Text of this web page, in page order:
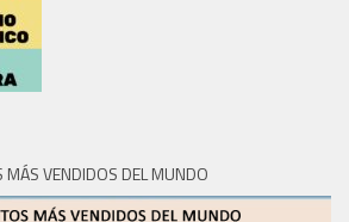
VENDIDOS DEL MUNDO